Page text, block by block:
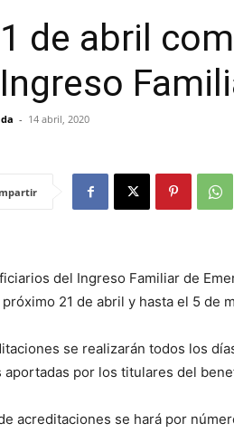
de abril
- 14 abril, 2020
del Ingreso Familiar de
21 de abril y hasta el 5 de
se realizarán todos los
aportadas por los titulares del
acreditaciones se hará por